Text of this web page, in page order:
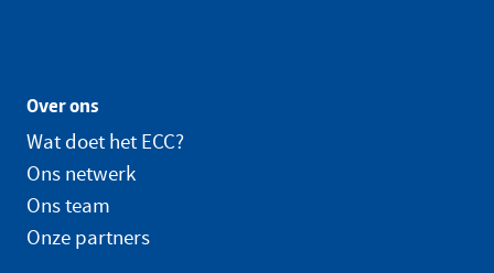
Over ons
Wat doet het ECC?
Ons netwerk
Ons team
Onze partners